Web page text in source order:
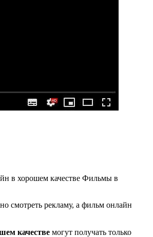
в хорошем качестве Фильмы в
смотреть рекламу, а фильм онлайн
качестве могут получать только